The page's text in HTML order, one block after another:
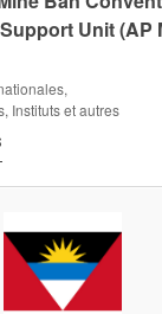
Unit (AP
Instituts et autres